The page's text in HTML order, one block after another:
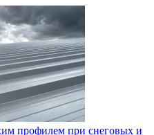
профилем при снеговых и